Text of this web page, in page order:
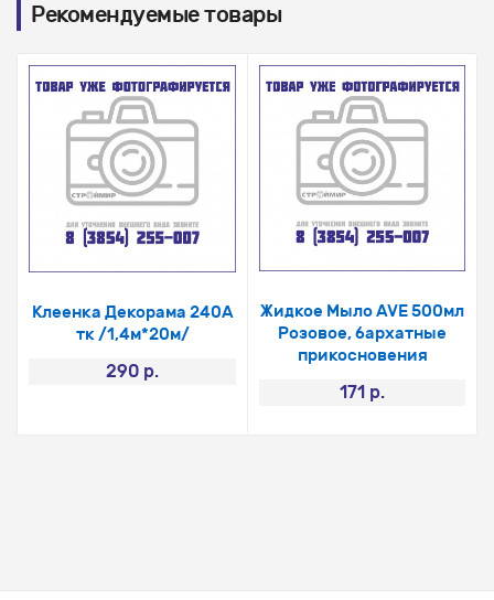
Рекомендуемые товары
Клеенка Декорама 240A
тк /1,4м*20м/
290 р.
Жидкое Мыло AVE 500мл
Розовое, бархатные
прикосновения
171 р.